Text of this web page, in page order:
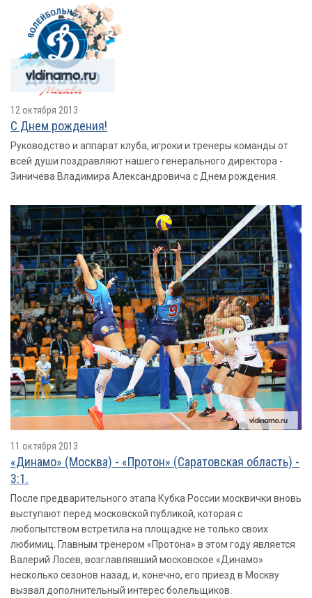
12 октября 2013
С Днем рождения!
Руководство и аппарат клуба, игроки и тренеры команды от
всей души поздравляют нашего генерального директора -
Зиничева Владимира Александровича с Днем рождения.
11 октября 2013
«Динамо» (Москва) - «Протон» (Саратовская область) -
3:1.
После предварительного этапа Кубка России москвички вновь
выступают перед московской публикой, которая с
любопытством встретила на площадке не только своих
любимиц. Главным тренером «Протона» в этом году является
Валерий Лосев, возглавлявший московское «Динамо»
несколько сезонов назад, и, конечно, его приезд в Москву
вызвал дополнительный интерес болельщиков.